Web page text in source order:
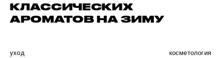
КЛАССИЧЕСКИХ
АРОМАТОВ НА ЗИМУ
уход косметология